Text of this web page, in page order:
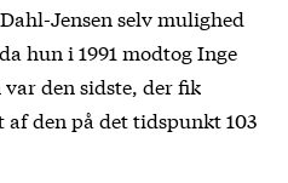
Jensen selv mulighed
hun i 1991 modtog Inge
den sidste, der fik
den på det tidspunkt 103